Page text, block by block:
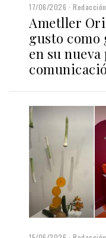
17/06/2026 Redacción
Ametller
gusto como
en su